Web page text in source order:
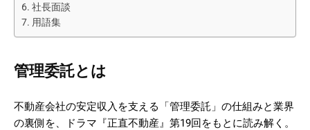
社長面談
用語集
管理委託とは
不動産会社の安定収入を支える「管理委託」の仕組みと業界
の裏側を、ドラマ『正直不動産』第19回をもとに読み解く。